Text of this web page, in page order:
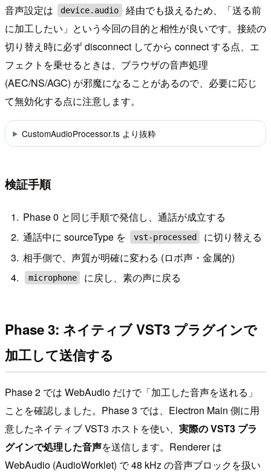
音声設定は
device.audio
経由でも扱えるため、「送る前
に加工したい」という今回の目的と相性が良いです。接続の
切り替え時に必ず disconnect してから connect する点、エ
フェクトを乗せるときは、ブラウザの音声処理
(AEC/NS/AGC) が邪魔になることがあるので、必要に応じ
て無効化する点に注意します。
CustomAudioProcessor.ts より抜粋
検証手順
Phase 0 と同じ手順で発信し、通話が成立する
通話中に sourceType を
vst-processed
に切り替える
相手側で、声質が明確に変わる (ロボ声・金属的)
microphone に戻し、素の声に戻る
Phase 3: ネイティブ VST3 プラグインで
加工して送信する
Phase 2 では WebAudio だけで「加工した音声を送れる」
ことを確認しました。Phase 3 では、Electron Main 側に用
意したネイティブ VST3 ホストを使い、 実際の VST3 プラ
グインで処理した音声を送信します。Renderer は
WebAudio (AudioWorklet) で 48 kHz の音声ブロックを扱い